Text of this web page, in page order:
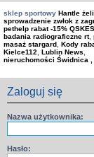
sklep sportowy Hantle
sprowadzenie zwłok z
pethelp rabat -15%
badania radiograficzne rt,
masaż stargard Kody
Kielce112
Lublin News
nieruchomości Świdnica
Zaloguj się
Nazwa użytkownika:
Hasło: